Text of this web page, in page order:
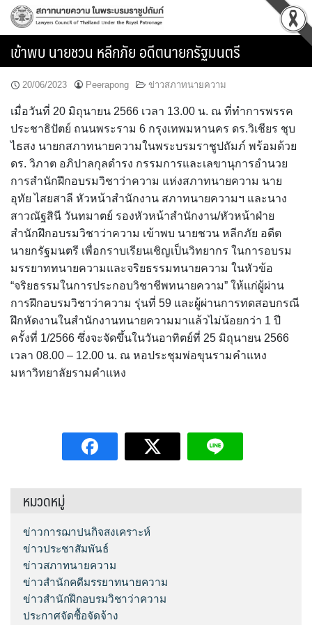
Skip
content
เข้าพบ นายชวน หลีกภัย อดีตนายกรัฐมนตรี
20/06/2023 Peerapong ข่าวสภาทนายความ
เมื่อวันที่ 20 มิถุนายน 2566 เวลา 13.00 น. ณ ที่ทำการพรรค
ประชาธิปัตย์ ถนนพระราม 6 กรุงเทพมหานคร ดร.วิเชียร ชุบ
ไธสง นายกสภาทนายความในพระบรมราชูปถัมภ์ พร้อมด้วย
ดร. วิภาต อภิปาลกุลดำรง กรรมการและเลขานุการอำนวย
การสำนักฝึกอบรมวิชาว่าความ แห่งสภาทนายความ นาย
อุทัย ไสยสาลี หัวหน้าสำนักงาน สภาทนายความฯ และนาง
สาวณัฐสินี วันทมาตย์ รองหัวหน้าสำนักงาน/หัวหน้าฝ่าย
สำนักฝึกอบรมวิชาว่าความ เข้าพบ นายชวน หลีกภัย อดีต
นายกรัฐมนตรี เพื่อกราบเรียนเชิญเป็นวิทยากร ในการอบรม
มรรยาททนายความและจริยธรรมทนายความ ในหัวข้อ
“จริยธรรมในการประกอบวิชาชีพทนายความ” ให้แก่ผู้ผ่าน
การฝึกอบรมวิชาว่าความ รุ่นที่ 59 และผู้ผ่านการทดสอบกรณี
ฝึกหัดงานในสำนักงานทนายความมาแล้วไม่น้อยกว่า 1 ปี
ครั้งที่ 1/2566 ซึ่งจะจัดขึ้นในวันอาทิตย์ที่ 25 มิถุนายน 2566
เวลา 08.00 – 12.00 น. ณ หอประชุมพ่อขุนรามคำแหง
มหาวิทยาลัยรามคำแหง
หมวดหมู่
ข่าวการฌาปนกิจสงเคราะห์
ข่าวประชาสัมพันธ์
ข่าวสภาทนายความ
ข่าวสำนักคดีมรรยาทนายความ
ข่าวสำนักฝึกอบรมวิชาว่าความ
ประกาศจัดซื้อจัดจ้าง